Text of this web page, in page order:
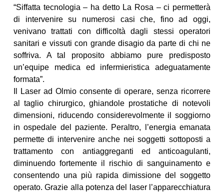
“Siffatta tecnologia – ha detto La Rosa – ci permetterà
di intervenire su numerosi casi che, fino ad oggi,
venivano trattati con difficoltà dagli stessi operatori
sanitari e vissuti con grande disagio da parte di chi ne
soffriva. A tal proposito abbiamo pure predisposto
un’equipe medica ed infermieristica adeguatamente
formata”.
Il Laser ad Olmio consente di operare, senza ricorrere
al taglio chirurgico, ghiandole prostatiche di notevoli
dimensioni, riducendo considerevolmente il soggiorno
in ospedale del paziente. Peraltro, l’energia emanata
permette di intervenire anche nei soggetti sottoposti a
trattamento con antiaggreganti ed anticoagulanti,
diminuendo fortemente il rischio di sanguinamento e
consentendo una più rapida dimissione del soggetto
operato. Grazie alla potenza del laser l’apparecchiatura